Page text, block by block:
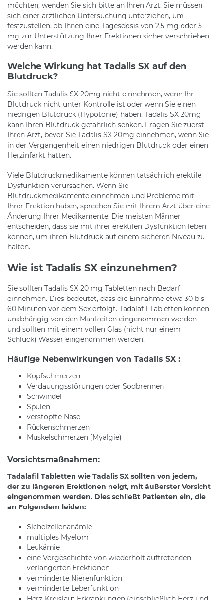
möchten, wenden Sie sich bitte an Ihren Arzt. Sie müssen
sich einer ärztlichen Untersuchung unterziehen, um
festzustellen, ob Ihnen eine Tagesdosis von 2,5 mg oder 5
mg zur Unterstützung Ihrer Erektionen sicher verschrieben
werden kann.
Welche Wirkung hat Tadalis SX auf den
Blutdruck?
Sie sollten Tadalis SX 20mg nicht einnehmen, wenn Ihr
Blutdruck nicht unter Kontrolle ist oder wenn Sie einen
niedrigen Blutdruck (Hypotonie) haben. Tadalis SX 20mg
kann Ihren Blutdruck gefährlich senken. Fragen Sie zuerst
Ihren Arzt, bevor Sie Tadalis SX 20mg einnehmen, wenn Sie
in der Vergangenheit einen niedrigen Blutdruck oder einen
Herzinfarkt hatten.
Viele Blutdruckmedikamente können tatsächlich erektile
Dysfunktion verursachen. Wenn Sie
Blutdruckmedikamente einnehmen und Probleme mit
Ihrer Erektion haben, sprechen Sie mit Ihrem Arzt über eine
Änderung Ihrer Medikamente. Die meisten Männer
entscheiden, dass sie mit ihrer erektilen Dysfunktion leben
können, um ihren Blutdruck auf einem sicheren Niveau zu
halten.
Wie ist Tadalis SX einzunehmen?
Sie sollten Tadalis SX 20 mg Tabletten nach Bedarf
einnehmen. Dies bedeutet, dass die Einnahme etwa 30 bis
60 Minuten vor dem Sex erfolgt. Tadalafil Tabletten können
unabhängig von den Mahlzeiten eingenommen werden
und sollten mit einem vollen Glas (nicht nur einem
Schluck) Wasser eingenommen werden.
Häufige Nebenwirkungen von Tadalis SX :
Kopfschmerzen
Verdauungsstörungen oder Sodbrennen
Schwindel
Spülen
verstopfte Nase
Rückenschmerzen
Muskelschmerzen (Myalgie)
Vorsichtsmaßnahmen:
Tadalafil Tabletten wie Tadalis SX sollten von jedem,
der zu längeren Erektionen neigt, mit äußerster Vorsicht
eingenommen werden. Dies schließt Patienten ein, die
an Folgendem leiden:
Sichelzellenanämie
multiples Myelom
Leukämie
eine Vorgeschichte von wiederholt auftretenden
verlängerten Erektionen
verminderte Nierenfunktion
verminderte Leberfunktion